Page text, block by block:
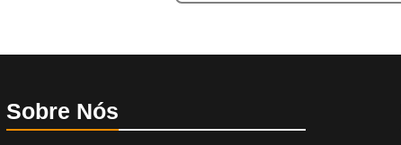
Sobre Nós